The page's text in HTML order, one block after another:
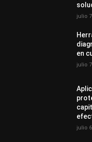
julio
en
julio
julio